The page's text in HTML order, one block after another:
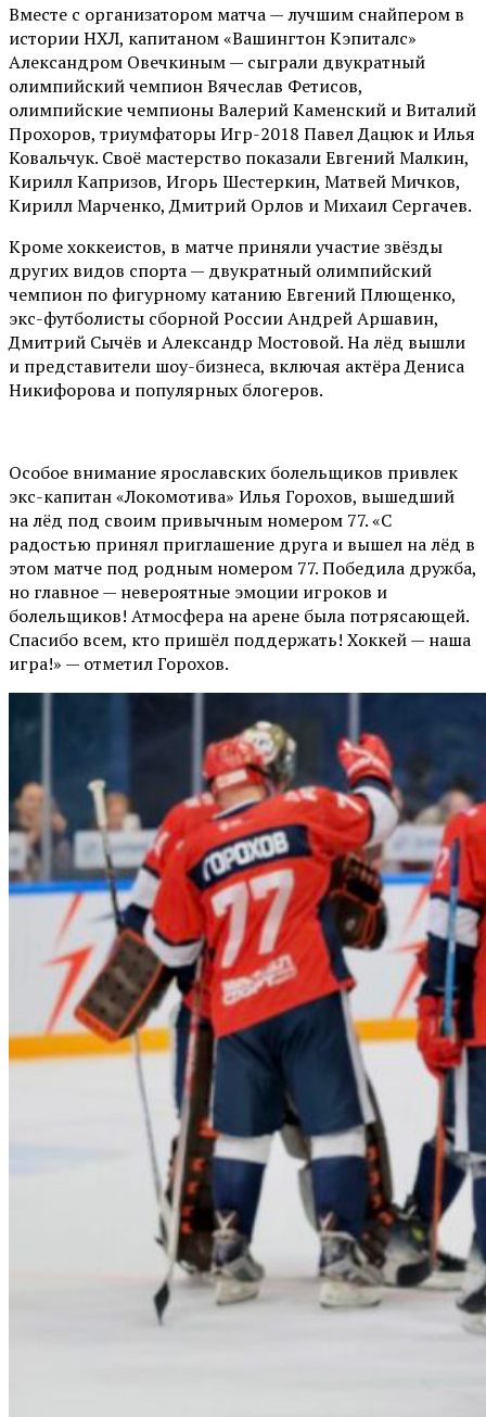
Вместе с организатором матча — лучшим снайпером в
истории НХЛ, капитаном «Вашингтон Кэпиталс»
Александром Овечкиным — сыграли двукратный
олимпийский чемпион Вячеслав Фетисов,
олимпийские чемпионы Валерий Каменский и Виталий
Прохоров, триумфаторы Игр-2018 Павел Дацюк и Илья
Ковальчук. Своё мастерство показали Евгений Малкин,
Кирилл Капризов, Игорь Шестеркин, Матвей Мичков,
Кирилл Марченко, Дмитрий Орлов и Михаил Сергачев.
Кроме хоккеистов, в матче приняли участие звёзды
других видов спорта — двукратный олимпийский
чемпион по фигурному катанию Евгений Плющенко,
экс-футболисты сборной России Андрей Аршавин,
Дмитрий Сычёв и Александр Мостовой. На лёд вышли
и представители шоу-бизнеса, включая актёра Дениса
Никифорова и популярных блогеров.
Особое внимание ярославских болельщиков привлек
экс-капитан «Локомотива» Илья Горохов, вышедший
на лёд под своим привычным номером 77. «С
радостью принял приглашение друга и вышел на лёд в
этом матче под родным номером 77. Победила дружба,
но главное — невероятные эмоции игроков и
болельщиков! Атмосфера на арене была потрясающей.
Спасибо всем, кто пришёл поддержать! Хоккей — наша
игра!» — отметил Горохов.